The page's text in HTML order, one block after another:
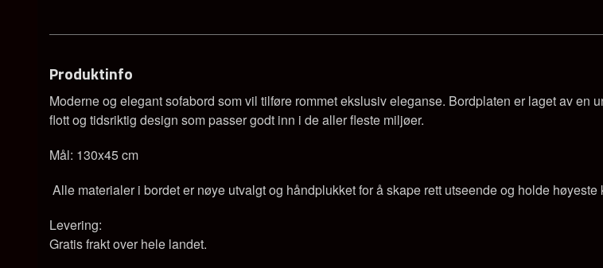
Produktinfo
Moderne og elegant sofabord som vil tilføre rommet ekslusiv eleganse. Bordplaten er laget av en
flott og tidsriktig design som passer godt inn i de aller fleste miljøer.
Mål: 130x45 cm
Alle materialer i bordet er nøye utvalgt og håndplukket for å skape rett utseende og holde høyeste
Levering:
Gratis frakt over hele landet.